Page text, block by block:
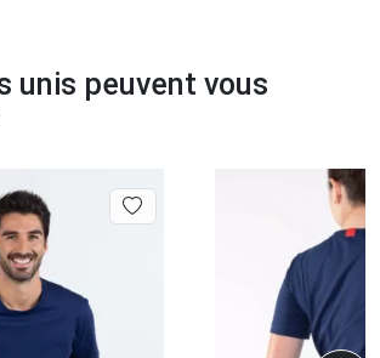
unis peuvent vous